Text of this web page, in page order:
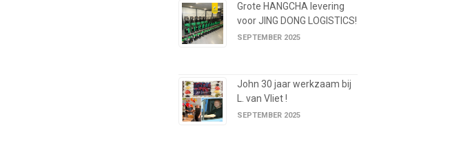
Grote HANGCHA levering
voor JING DONG LOGISTICS!
SEPTEMBER 2025
John 30 jaar werkzaam bij
L. van Vliet !
SEPTEMBER 2025